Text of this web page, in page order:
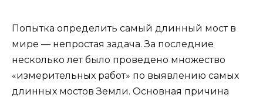
Попытка определить самый длинный мост в
мире — непростая задача. За последние
несколько лет было проведено множество
«измерительных работ» по выявлению самых
длинных мостов Земли. Основная причина